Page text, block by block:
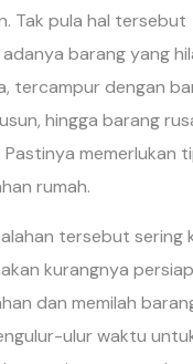
Tak pula hal tersebut
barang yang
tercampur dengan
hingga barang
memerlukan
rumah.
tersebut sering
kurangnya
dan memilah
ulur waktu